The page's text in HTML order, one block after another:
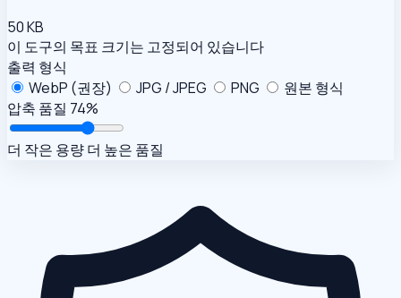
50 KB
이 도구의 목표 크기는 고정되어 있습니다
출력 형식
WebP (권장)
JPG / JPEG PNG
원본 형식
압축 품질 74%
더 작은 용량더 높은 품질